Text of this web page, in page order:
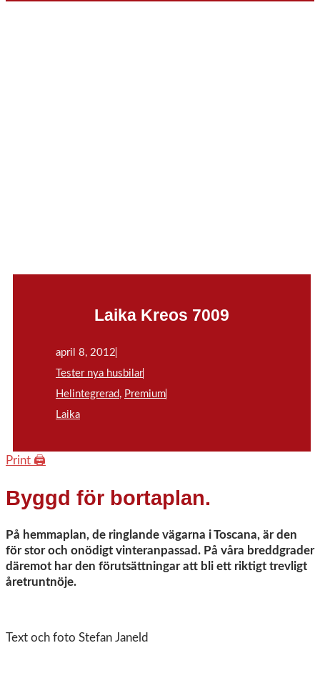
Laika Kreos 7009
april 8, 2012
Tester nya husbilar
Helintegrerad, Premium
Laika
Print 🖨
Byggd för bortaplan.
På hemmaplan, de ringlande vägarna i Toscana, är den
för stor och onödigt vinteranpassad. På våra breddgrader
däremot har den förutsättningar att bli ett riktigt trevligt
åretruntnöje.
Text och foto Stefan Janeld